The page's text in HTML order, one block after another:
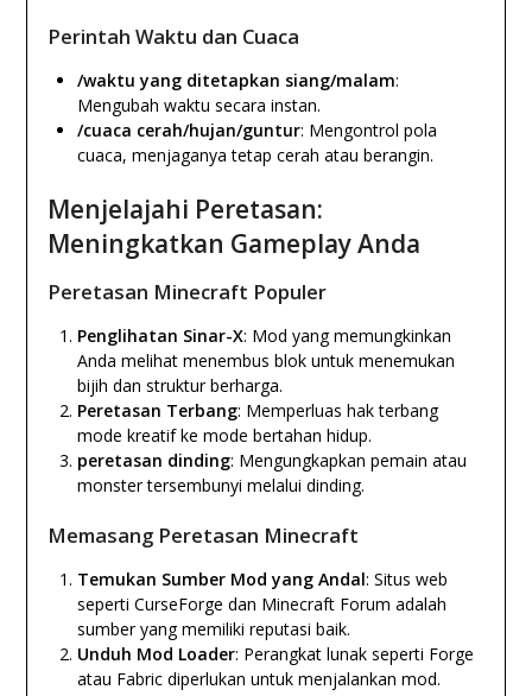
Perintah Waktu dan Cuaca
/waktu yang ditetapkan siang/malam:
Mengubah waktu secara instan.
/cuaca cerah/hujan/guntur: Mengontrol pola
cuaca, menjaganya tetap cerah atau berangin.
Menjelajahi Peretasan:
Meningkatkan Gameplay Anda
Peretasan Minecraft Populer
Penglihatan Sinar-X: Mod yang memungkinkan
Anda melihat menembus blok untuk menemukan
bijih dan struktur berharga.
Peretasan Terbang: Memperluas hak terbang
mode kreatif ke mode bertahan hidup.
peretasan dinding: Mengungkapkan pemain atau
monster tersembunyi melalui dinding.
Memasang Peretasan Minecraft
Temukan Sumber Mod yang Andal: Situs web
seperti CurseForge dan Minecraft Forum adalah
sumber yang memiliki reputasi baik.
Unduh Mod Loader: Perangkat lunak seperti Forge
atau Fabric diperlukan untuk menjalankan mod.